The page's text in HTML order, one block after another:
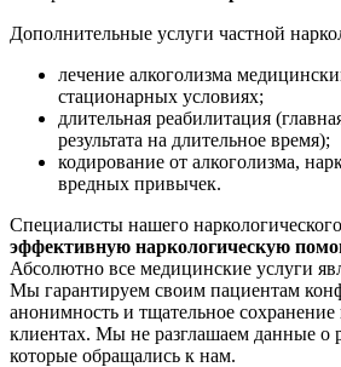
Дополнительные услуги частной
лечение алкоголизма
стационарных условиях;
длительная реабилитация
результата на длительное время);
кодирование от алкоголизма,
вредных привычек.
Специалисты нашего
эффективную наркологическую
Абсолютно все медицинские услуги
Мы гарантируем своим пациентам
анонимность и тщательное
клиентах. Мы не разглашаем данные о
которые обращались к нам.